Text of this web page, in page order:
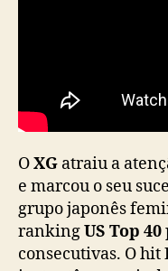
OXG atraiu a
e marcou o seu
grupo japonês
rankingUS Top 40
consecutivas. O hit